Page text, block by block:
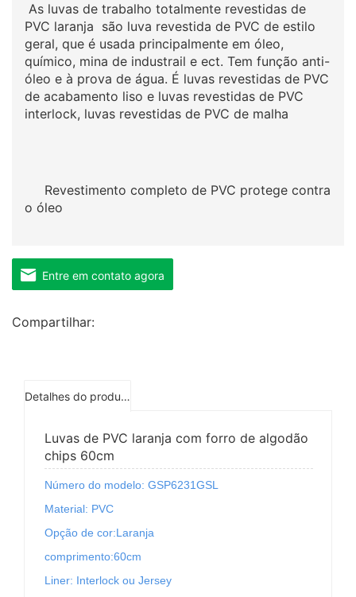
As luvas de trabalho totalmente revestidas de
PVC laranja são luva revestida de PVC de estilo
geral, que é usada principalmente em óleo,
químico, mina de industrail e ect. Tem função anti-
óleo e à prova de água. É luvas revestidas de PVC
de acabamento liso e luvas revestidas de PVC
interlock, luvas revestidas de PVC de malha
Revestimento completo de PVC protege contra
o óleo
Entre em contato agora
Compartilhar:
Detalhes do produto
Luvas de PVC laranja com forro de algodão
chips 60cm
Número do modelo: GSP6231GSL
Material: PVC
Opção de cor:Laranja
comprimento:60cm
Liner: Interlock ou Jersey